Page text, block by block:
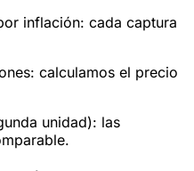
inflación: cada captura
calculamos el precio
unidad): las